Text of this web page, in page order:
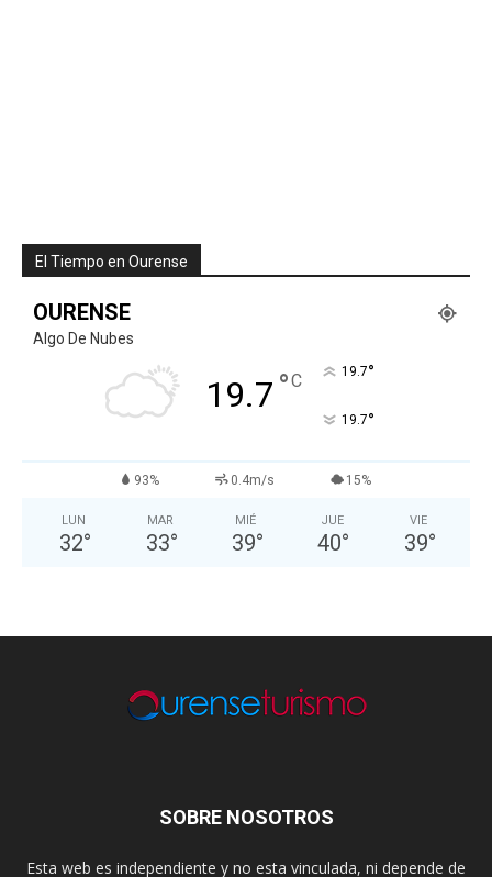
El Tiempo en Ourense
OURENSE
Algo De Nubes
19.7 °C 19.7°
19.7°
93% 0.4m/s 15%
LUN
32°
MAR
33°
MIÉ
39°
JUE
40°
VIE
39°
SOBRE NOSOTROS
Esta web es independiente y no esta vinculada, ni depende de